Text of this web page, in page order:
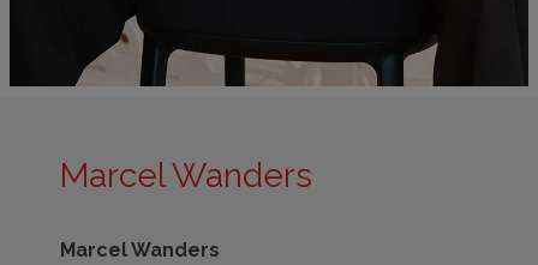
Marcel Wanders
Marcel Wanders